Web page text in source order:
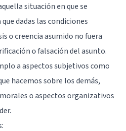
situación en que se
dadas las condiciones
o creencia asumido no fuera
o falsación del asunto.
a aspectos subjetivos como
hacemos sobre los demás,
o aspectos organizativos